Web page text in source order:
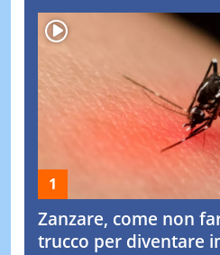
Zanzare, come non
trucco per diventare